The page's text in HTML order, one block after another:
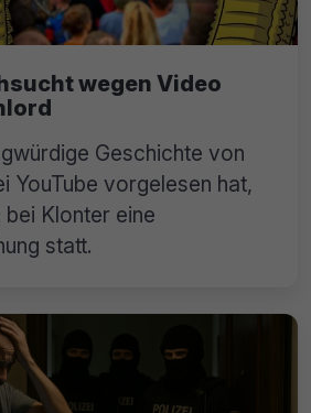
wegen Video
Geschichte von
YouTube vorgelesen hat,
Klonter eine
statt.